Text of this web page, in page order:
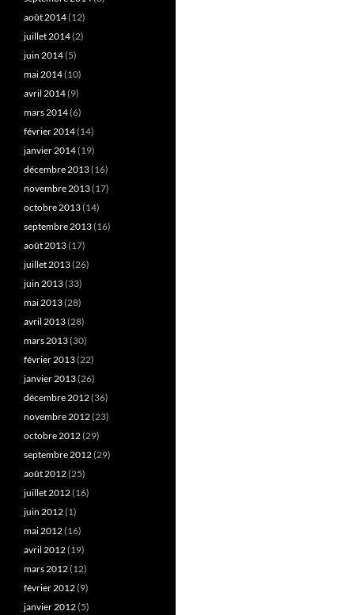
août 2014(12)
juillet 2014(2)
juin 2014(5)
mai 2014(10)
avril 2014(9)
mars 2014(6)
février 2014(14)
janvier 2014(19)
décembre 2013(16)
novembre 2013(17)
octobre 2013(14)
septembre 2013(16)
août 2013(17)
juillet 2013(26)
juin 2013(33)
mai 2013(28)
avril 2013(28)
mars 2013(30)
février 2013(22)
janvier 2013(26)
décembre 2012(36)
novembre 2012(23)
octobre 2012(29)
septembre 2012(29)
août 2012(25)
juillet 2012(16)
juin 2012(1)
mai 2012(16)
avril 2012(19)
mars 2012(12)
février 2012(9)
janvier 2012(5)